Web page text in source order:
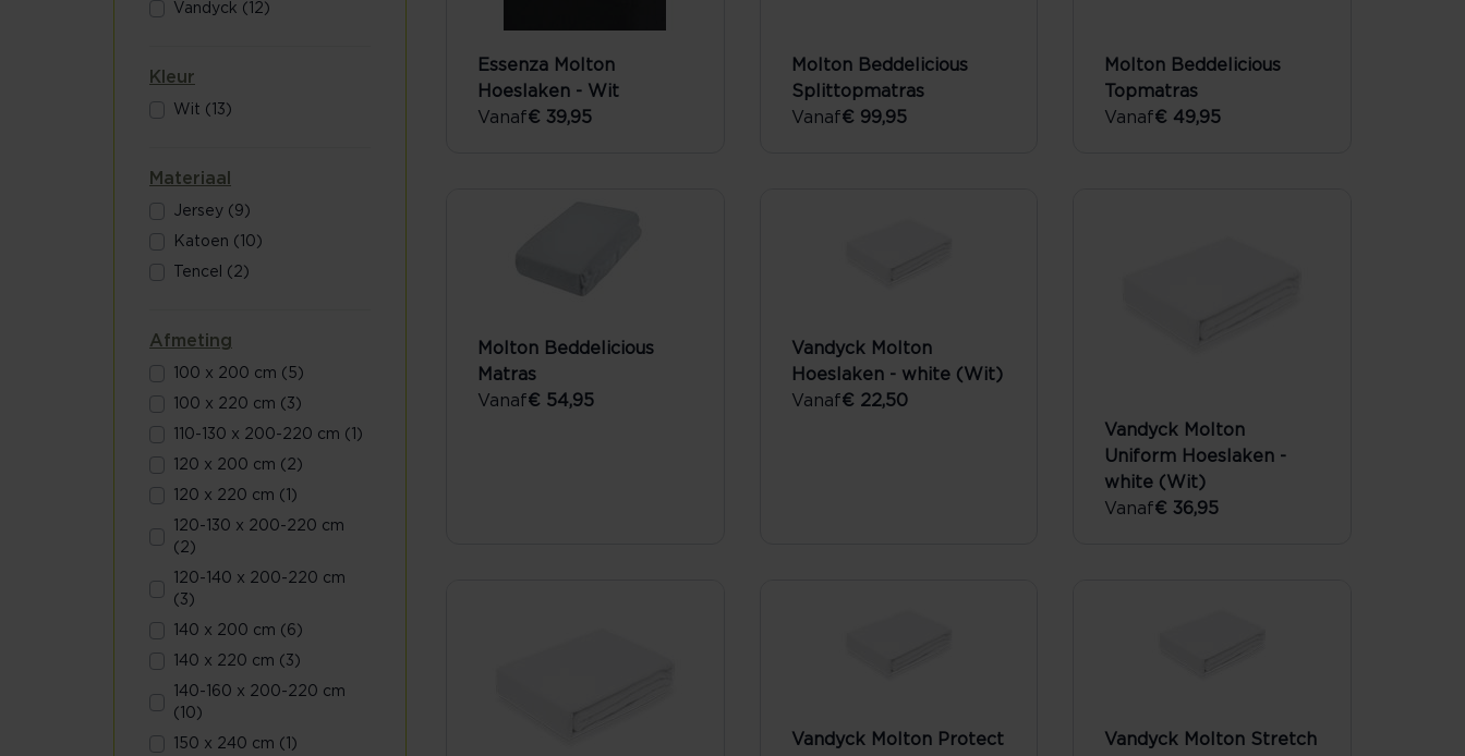
Vandyck (12)
Kleur
Wit (13)
Materiaal
Jersey (9)
Katoen (10)
Tencel (2)
Afmeting
100 x 200 cm (5)
100 x 220 cm (3)
110-130 x 200-220 cm (1)
120 x 200 cm (2)
120 x 220 cm (1)
120-130 x 200-220 cm
(2)
120-140 x 200-220 cm
(3)
140 x 200 cm (6)
140 x 220 cm (3)
140-160 x 200-220 cm
(10)
150 x 240 cm (1)
Essenza Molton
Hoeslaken - Wit
Vanaf€ 39,95
Molton Beddelicious
Splittopmatras
Vanaf€ 99,95
Molton Beddelicious
Topmatras
Vanaf€ 49,95
Molton Beddelicious
Matras
Vanaf€ 54,95
Vandyck Molton
Hoeslaken - white (Wit)
Vanaf€ 22,50
Vandyck Molton
Uniform Hoeslaken -
white (Wit)
Vanaf€ 36,95
Vandyck Molton Protect
Vandyck Molton Stretch